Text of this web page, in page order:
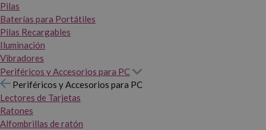
Pilas
Baterías para Portátiles
Pilas Recargables
Iluminación
Vibradores
Periféricos y Accesorios para PC
Periféricos y Accesorios para PC
Lectores de Tarjetas
Ratones
Alfombrillas de ratón